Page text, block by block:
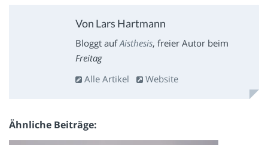
Von Lars Hartmann
Bloggt aufAisthesis, freier Autor beim
Freitag
Alle Artikel
Website
Ähnliche Beiträge